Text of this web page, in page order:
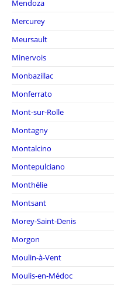
Mendoza
Mercurey
Meursault
Minervois
Monbazillac
Monferrato
Mont-sur-Rolle
Montagny
Montalcino
Montepulciano
Monthélie
Montsant
Morey-Saint-Denis
Morgon
Moulin-à-Vent
Moulis-en-Médoc